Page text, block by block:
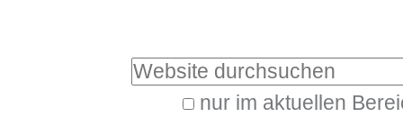
Website durchsuchen
nur im aktuellen